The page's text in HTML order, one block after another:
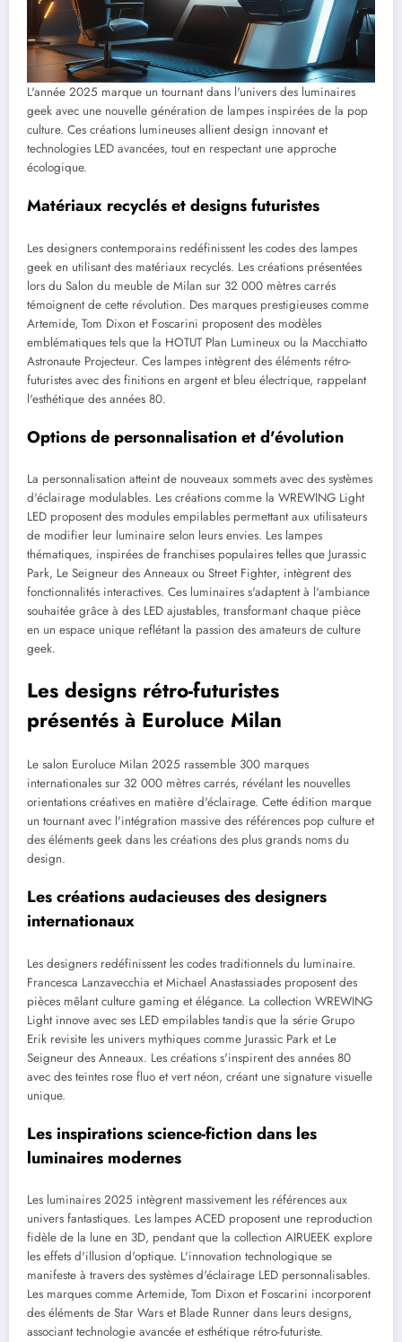
L'année 2025 marque un tournant dans l'univers des luminaires
geek avec une nouvelle génération de lampes inspirées de la pop
culture. Ces créations lumineuses allient design innovant et
technologies LED avancées, tout en respectant une approche
écologique.
Matériaux recyclés et designs futuristes
Les designers contemporains redéfinissent les codes des lampes
geek en utilisant des matériaux recyclés. Les créations présentées
lors du Salon du meuble de Milan sur 32 000 mètres carrés
témoignent de cette révolution. Des marques prestigieuses comme
Artemide, Tom Dixon et Foscarini proposent des modèles
emblématiques tels que la HOTUT Plan Lumineux ou la Macchiatto
Astronaute Projecteur. Ces lampes intègrent des éléments rétro-
futuristes avec des finitions en argent et bleu électrique, rappelant
l'esthétique des années 80.
Options de personnalisation et d'évolution
La personnalisation atteint de nouveaux sommets avec des systèmes
d'éclairage modulables. Les créations comme la WREWING Light
LED proposent des modules empilables permettant aux utilisateurs
de modifier leur luminaire selon leurs envies. Les lampes
thématiques, inspirées de franchises populaires telles que Jurassic
Park, Le Seigneur des Anneaux ou Street Fighter, intègrent des
fonctionnalités interactives. Ces luminaires s'adaptent à l'ambiance
souhaitée grâce à des LED ajustables, transformant chaque pièce
en un espace unique reflétant la passion des amateurs de culture
geek.
Les designs rétro-futuristes
présentés à Euroluce Milan
Le salon Euroluce Milan 2025 rassemble 300 marques
internationales sur 32 000 mètres carrés, révélant les nouvelles
orientations créatives en matière d'éclairage. Cette édition marque
un tournant avec l'intégration massive des références pop culture et
des éléments geek dans les créations des plus grands noms du
design.
Les créations audacieuses des designers
internationaux
Les designers redéfinissent les codes traditionnels du luminaire.
Francesca Lanzavecchia et Michael Anastassiades proposent des
pièces mêlant culture gaming et élégance. La collection WREWING
Light innove avec ses LED empilables tandis que la série Grupo
Erik revisite les univers mythiques comme Jurassic Park et Le
Seigneur des Anneaux. Les créations s'inspirent des années 80
avec des teintes rose fluo et vert néon, créant une signature visuelle
unique.
Les inspirations science-fiction dans les
luminaires modernes
Les luminaires 2025 intègrent massivement les références aux
univers fantastiques. Les lampes ACED proposent une reproduction
fidèle de la lune en 3D, pendant que la collection AIRUEEK explore
les effets d'illusion d'optique. L'innovation technologique se
manifeste à travers des systèmes d'éclairage LED personnalisables.
Les marques comme Artemide, Tom Dixon et Foscarini incorporent
des éléments de Star Wars et Blade Runner dans leurs designs,
associant technologie avancée et esthétique rétro-futuriste.